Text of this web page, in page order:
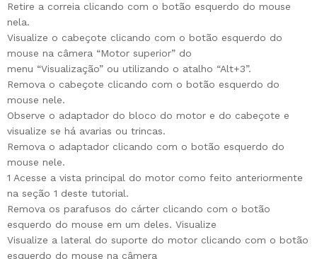
Retire a correia clicando com o botão esquerdo do mouse
nela.
Visualize o cabeçote clicando com o botão esquerdo do
mouse na câmera “Motor superior” do
menu “Visualização” ou utilizando o atalho “Alt+3”.
Remova o cabeçote clicando com o botão esquerdo do
mouse nele.
Observe o adaptador do bloco do motor e do cabeçote e
visualize se há avarias ou trincas.
Remova o adaptador clicando com o botão esquerdo do
mouse nele.
1 Acesse a vista principal do motor como feito anteriormente
na seção 1 deste tutorial.
Remova os parafusos do cárter clicando com o botão
esquerdo do mouse em um deles. Visualize
Visualize a lateral do suporte do motor clicando com o botão
esquerdo do mouse na câmera